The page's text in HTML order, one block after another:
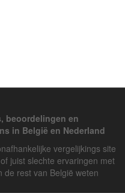
beoordelingen en
in België en Nederland
vergelijkings site
juist slechte ervaringen met
rest van België weten